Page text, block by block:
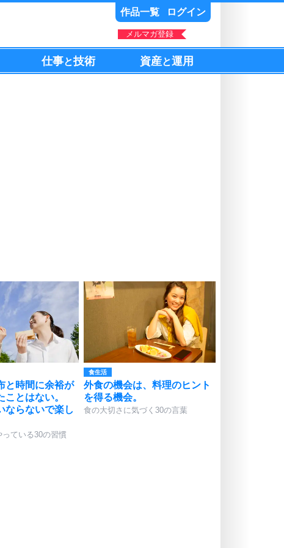
作品一覧 ログイン
メルマガ登録
仕事と技術 資産と運用
と時間に余裕が
ことはない。
ならないで楽し
ている30の習慣
食生活
外食の機会は、料理のヒント
を得る機会。
食の大切さに気づく30の言葉